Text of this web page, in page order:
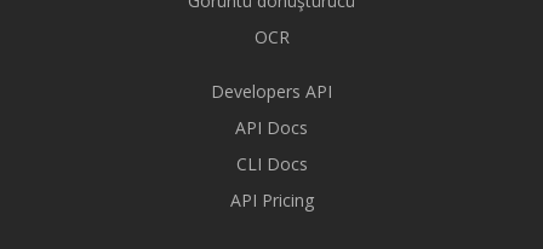
OCR
Developers API
API Docs
CLI Docs
API Pricing